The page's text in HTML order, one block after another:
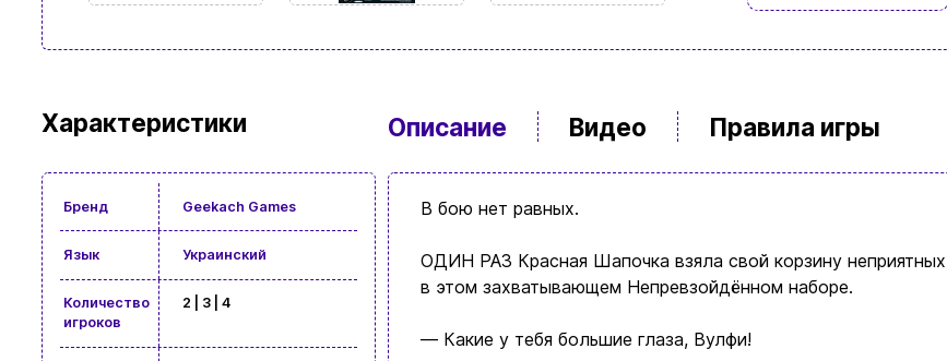
Характеристики
Бренд Geekach Games
Язык Украинский
Количество
игроков
2 | 3 | 4
Описание Видео Правила игры
В бою нет равных.
ОДИН РАЗ Красная Шапочка взяла свой корзину
в этом захватывающем Непревзойдённом наборе.
— Какие у тебя большие глаза, Вулфи!